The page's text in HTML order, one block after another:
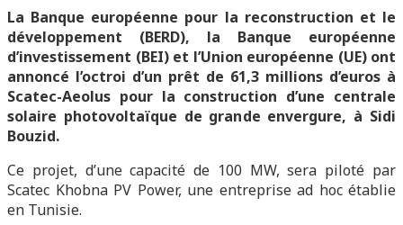
La Banque européenne pour la reconstruction et le
développement (BERD), la Banque européenne
d’investissement (BEI) et l’Union européenne (UE) ont
annoncé l’octroi d’un prêt de 61,3 millions d’euros à
Scatec-Aeolus pour la construction d’une centrale
solaire photovoltaïque de grande envergure, à Sidi
Bouzid.
Ce projet, d’une capacité de 100 MW, sera piloté par
Scatec Khobna PV Power, une entreprise ad hoc établie
en Tunisie.